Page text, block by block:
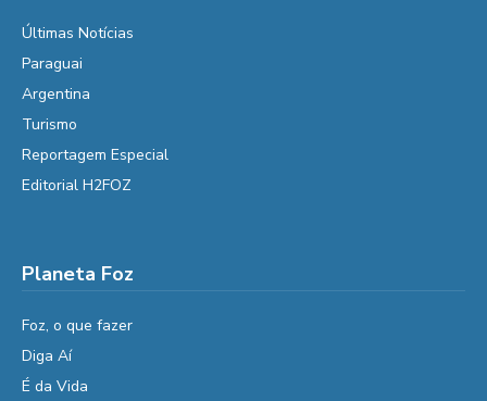
Últimas Notícias
Paraguai
Argentina
Turismo
Reportagem Especial
Editorial H2FOZ
Planeta Foz
Foz, o que fazer
Diga Aí
É da Vida